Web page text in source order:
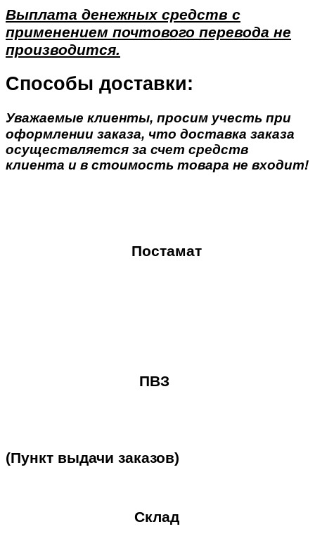
Выплата денежных средств с
применением почтового перевода не
производится.
Способы доставки:
Уважаемые клиенты, просим учесть при
оформлении заказа, что доставка заказа
осуществляется за счет средств
клиента и в стоимость товара не входит!
Постамат
ПВЗ
(Пункт выдачи заказов)
Склад